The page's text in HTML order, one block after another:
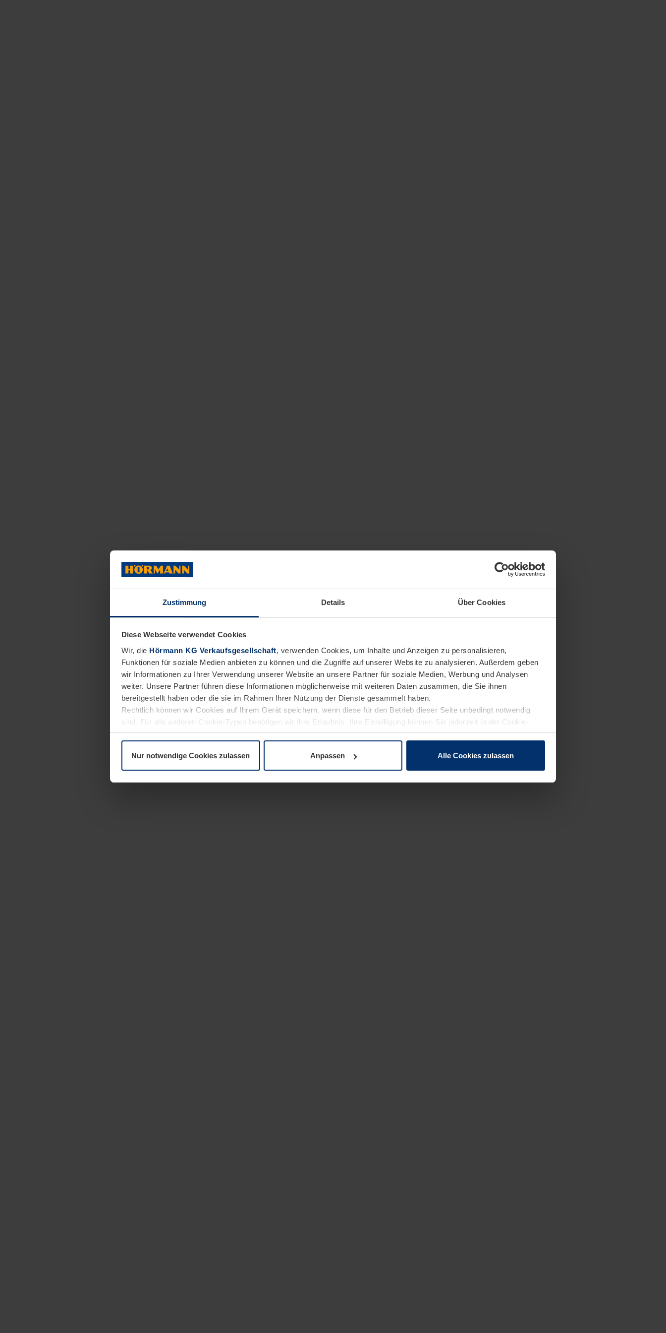
Zustimmung Details Über Cookies
Diese Webseite verwendet Cookies
Wir, die Hörmann KG Verkaufsgesellschaft, verwenden Cookies, um Inhalte und Anzeigen zu personalisieren,
Funktionen für soziale Medien anbieten zu können und die Zugriffe auf unserer Website zu analysieren. Außerdem geben
wir Informationen zu Ihrer Verwendung unserer Website an unsere Partner für soziale Medien, Werbung und Analysen
weiter. Unsere Partner führen diese Informationen möglicherweise mit weiteren Daten zusammen, die Sie ihnen
bereitgestellt haben oder die sie im Rahmen Ihrer Nutzung der Dienste gesammelt haben.
Rechtlich können wir Cookies auf Ihrem Gerät speichern, wenn diese für den Betrieb dieser Seite unbedingt notwendig
sind. Für alle anderen Cookie-Typen benötigen wir Ihre Erlaubnis. Ihre Einwilligung können Sie jederzeit in der Cookie-
Erläuterung auf der SeiteDatenschutzerklärungunserer Website ändern oder widerrufen.
Nur notwendige Cookies zulassen Anpassen Alle Cookies zulassen